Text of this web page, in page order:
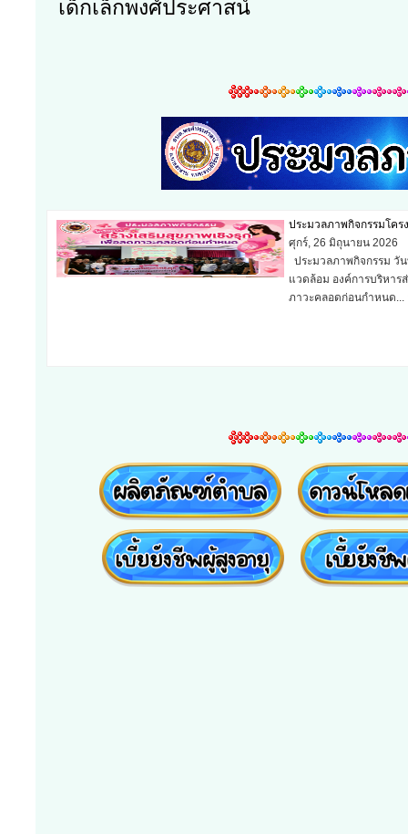
ประมวลภาพกิจกรรมโคร
ศุกร์, 26 มิถุนายน 2026
ประมวลภาพกิจกรรม วัน
แวดล้อม องค์การบริหาร
รกิติยาภา นเรนทิราเทพ
วันที่ศุกร์ที่ 26 มิถุนายน
ประจวบคีรีขันธ์ เวลา
อ่านเพิ่มเติม...